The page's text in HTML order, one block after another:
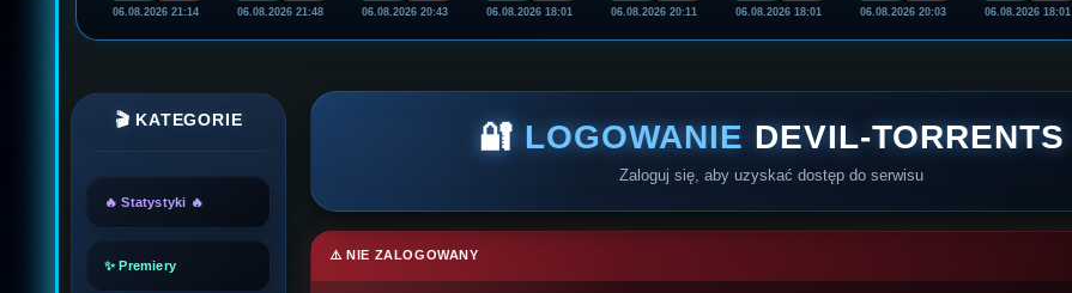
06.08.2026 21:14 06.08.2026 21:48 06.08.2026 20:43 06.08.2026 18:01 06.08.2026 20:11 06.08.2026 18:01 06.08.2026 20:03 06.08.2026 18:01
🎬 KATEGORIE
🔥 Statystyki 🔥
✨ Premiery
🔐 LOGOWANIE DEVIL-TORRENTS
Zaloguj się, aby uzyskać dostęp do serwisu
⚠️ NIE ZALOGOWANY